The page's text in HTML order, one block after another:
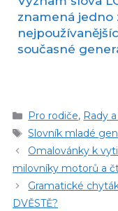
znamená jedno
současné
Rubriky
Pro rodiče, Rady
Štítky
Slovník mladé
Omalovánky k
milovníky motorů a
Gramatické
DVĚSTĚ?